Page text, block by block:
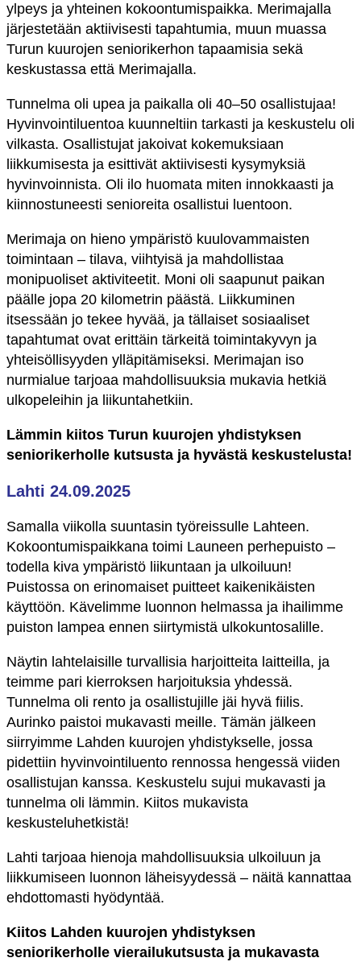
ylpeys ja yhteinen kokoontumispaikka. Merimajalla
järjestetään aktiivisesti tapahtumia, muun muassa
Turun kuurojen seniorikerhon tapaamisia sekä
keskustassa että Merimajalla.
Tunnelma oli upea ja paikalla oli 40–50 osallistujaa!
Hyvinvointiluentoa kuunneltiin tarkasti ja keskustelu oli
vilkasta. Osallistujat jakoivat kokemuksiaan
liikkumisesta ja esittivät aktiivisesti kysymyksiä
hyvinvoinnista. Oli ilo huomata miten innokkaasti ja
kiinnostuneesti senioreita osallistui luentoon.
Merimaja on hieno ympäristö kuulovammaisten
toimintaan – tilava, viihtyisä ja mahdollistaa
monipuoliset aktiviteetit. Moni oli saapunut paikan
päälle jopa 20 kilometrin päästä. Liikkuminen
itsessään jo tekee hyvää, ja tällaiset sosiaaliset
tapahtumat ovat erittäin tärkeitä toimintakyvyn ja
yhteisöllisyyden ylläpitämiseksi. Merimajan iso
nurmialue tarjoaa mahdollisuuksia mukavia hetkiä
ulkopeleihin ja liikuntahetkiin.
Lämmin kiitos Turun kuurojen yhdistyksen
seniorikerholle kutsusta ja hyvästä keskustelusta!
Lahti 24.09.2025
Samalla viikolla suuntasin työreissulle Lahteen.
Kokoontumispaikkana toimi Launeen perhepuisto –
todella kiva ympäristö liikuntaan ja ulkoiluun!
Puistossa on erinomaiset puitteet kaikenikäisten
käyttöön. Kävelimme luonnon helmassa ja ihailimme
puiston lampea ennen siirtymistä ulkokuntosalille.
Näytin lahtelaisille turvallisia harjoitteita laitteilla, ja
teimme pari kierroksen harjoituksia yhdessä.
Tunnelma oli rento ja osallistujille jäi hyvä fiilis.
Aurinko paistoi mukavasti meille. Tämän jälkeen
siirryimme Lahden kuurojen yhdistykselle, jossa
pidettiin hyvinvointiluento rennossa hengessä viiden
osallistujan kanssa. Keskustelu sujui mukavasti ja
tunnelma oli lämmin. Kiitos mukavista
keskusteluhetkistä!
Lahti tarjoaa hienoja mahdollisuuksia ulkoiluun ja
liikkumiseen luonnon läheisyydessä – näitä kannattaa
ehdottomasti hyödyntää.
Kiitos Lahden kuurojen yhdistyksen
seniorikerholle vierailukutsusta ja mukavasta